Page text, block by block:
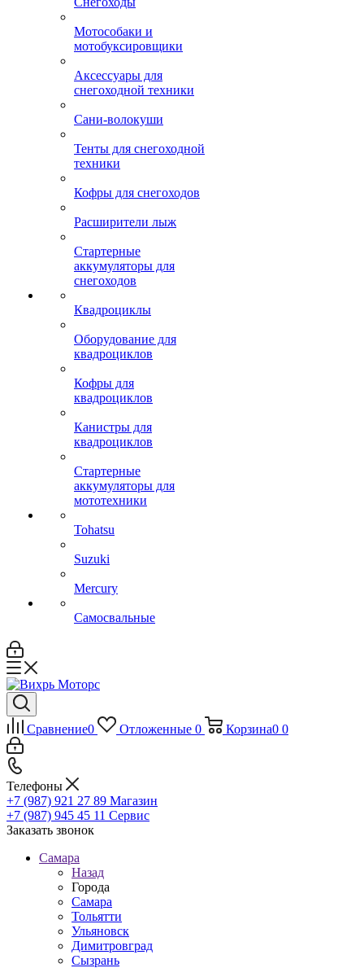
Мотособаки и
мотобуксировщики
Аксессуары для
снегоходной техники
Сани-волокуши
Тенты для снегоходной
техники
Кофры для снегоходов
Расширители лыж
Стартерные
аккумуляторы для
снегоходов
Квадроциклы
Оборудование для
квадроциклов
Кофры для
квадроциклов
Канистры для
квадроциклов
Стартерные
аккумуляторы для
мототехники
Tohatsu
Suzuki
Mercury
Самосвальные
Сравнение0 Отложенные 0 Корзина0 0
Телефоны
+7 (987) 921 27 89 Магазин
+7 (987) 945 45 11 Сервис
Заказать звонок
Самара
Назад
Города
Самара
Тольятти
Ульяновск
Димитровград
Сызрань